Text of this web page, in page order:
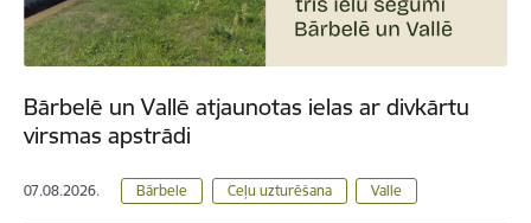
Bārbelē un Vallē atjaunotas ielas ar divkārtu
virsmas apstrādi
07.08.2026. Bārbele Ceļu uzturēšana Valle